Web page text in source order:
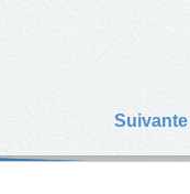
Suivantе